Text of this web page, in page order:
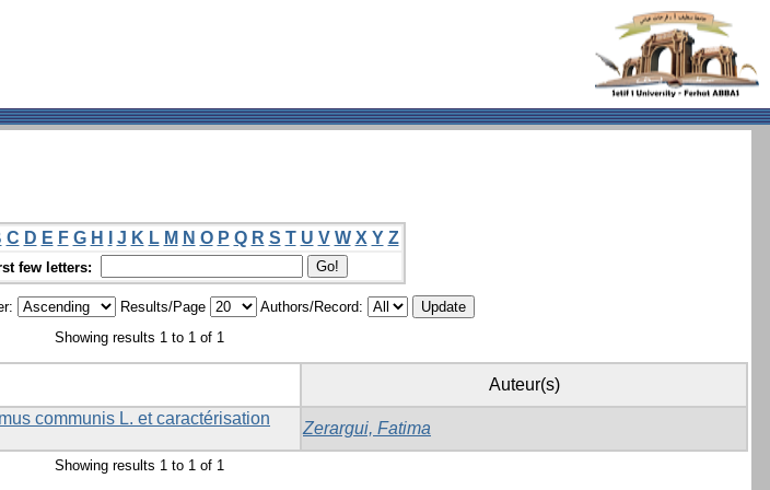
C D E F G H J K L M N O P Q R S T U V W X Y Z
few letters:
Results/Page
Authors/Record:
Showing results 1 to 1 of 1
Auteur(s)
communis L. et caractérisation
Zerargui, Fatima
Showing results 1 to 1 of 1